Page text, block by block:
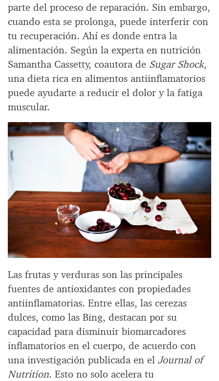
parte del proceso de reparación. Sin embargo,
cuando esta se prolonga, puede interferir con
tu recuperación. Ahí es donde entra la
alimentación. Según la experta en nutrición
Samantha Cassetty, coautora de Sugar Shock,
una dieta rica en alimentos antiinflamatorios
puede ayudarte a reducir el dolor y la fatiga
muscular.
Las frutas y verduras son las principales
fuentes de antioxidantes con propiedades
antiinflamatorias. Entre ellas, las cerezas
dulces, como las Bing, destacan por su
capacidad para disminuir biomarcadores
inflamatorios en el cuerpo, de acuerdo con
una investigación publicada en el Journal of
Nutrition. Esto no solo acelera tu